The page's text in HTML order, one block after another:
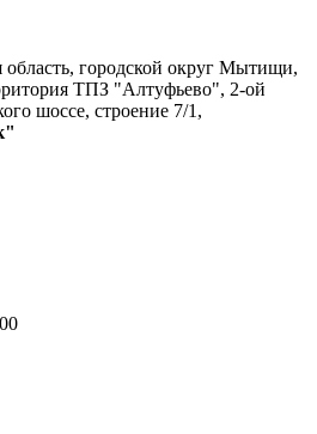
область, городской округ Мытищи,
ТПЗ "Алтуфьево", 2-ой
шоссе, строение 7/1,